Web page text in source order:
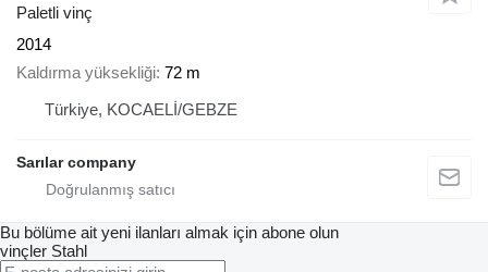
Paletli vinç
2014
Kaldırma yüksekliği 72 m
Türkiye, KOCAELİ/GEBZE
Sarılar company
Bu bölüme ait yeni ilanları almak için abone olun
vinçler Stahl